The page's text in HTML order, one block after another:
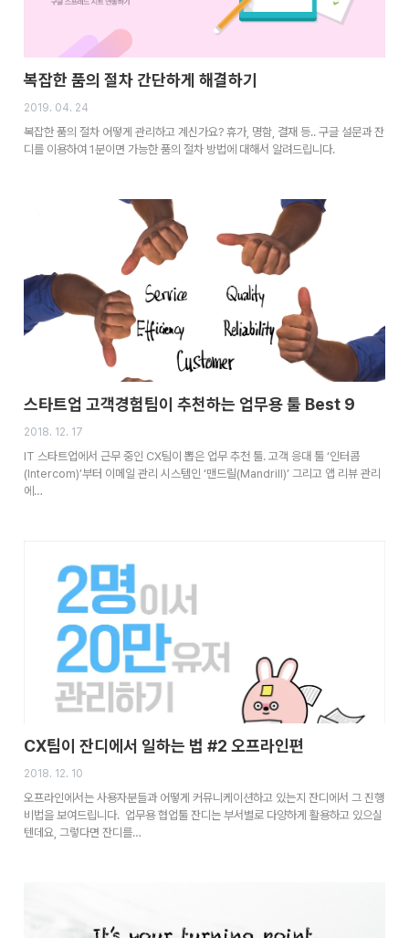
복잡한 품의 절차 간단하게 해결하기
2019. 04. 24
복잡한 품의 절차 어떻게 관리하고 계신가요? 휴가, 명함, 결재 등.. 구글 설문과 잔
디를 이용하여 1분이면 가능한 품의 절차 방법에 대해서 알려드립니다.
스타트업 고객경험팀이 추천하는 업무용 툴 Best 9
2018. 12. 17
IT 스타트업에서 근무 중인 CX팀이 뽑은 업무 추천 툴. 고객 응대 툴 ‘인터콤
(Intercom)’부터 이메일 관리 시스템인 ‘맨드릴(Mandrill)’ 그리고 앱 리뷰 관리
에…
CX팀이 잔디에서 일하는 법 #2 오프라인편
2018. 12. 10
오프라인에서는 사용자분들과 어떻게 커뮤니케이션하고 있는지 잔디에서 그 진행
비법을 보여드립니다. 업무용 협업툴 잔디는 부서별로 다양하게 활용하고 있으실
텐데요, 그렇다면 잔디를…